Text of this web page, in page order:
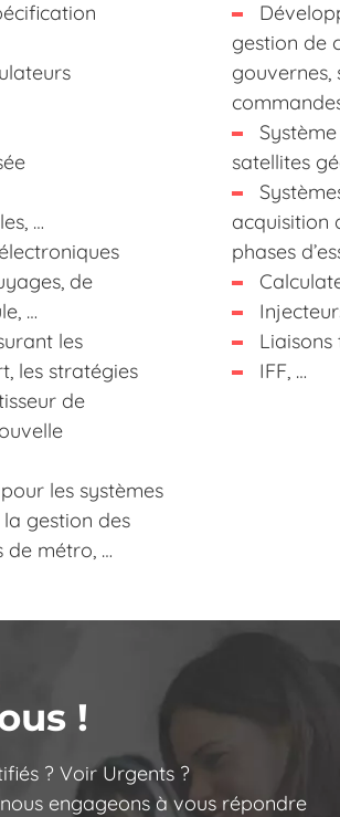
…
de
…
les
les stratégies
de
les systèmes
gestion des
de métro, …
gestion de
satellites
acquisition
phases
IFF, …
!
? Voir Urgents ?
engageons à vous répondre